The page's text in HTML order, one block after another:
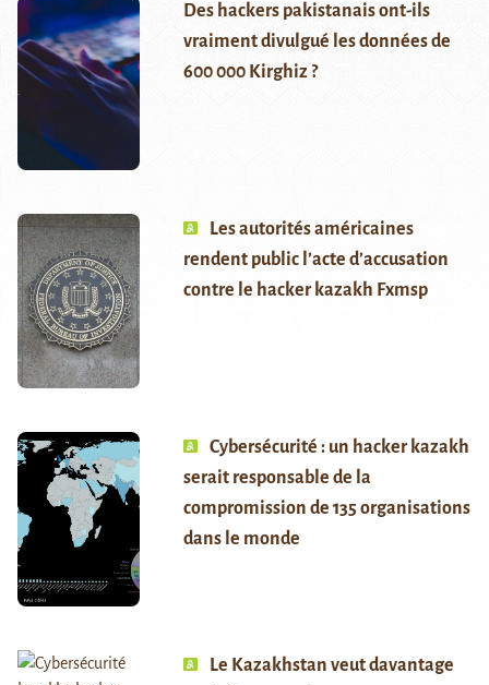
Des hackers pakistanais ont-ils
vraiment divulgué les données de
600 000 Kirghiz ?
Les autorités américaines
rendent public l’acte d’accusation
contre le hacker kazakh Fxmsp
Cybersécurité : un hacker kazakh
serait responsable de la
compromission de 135 organisations
dans le monde
Le Kazakhstan veut davantage